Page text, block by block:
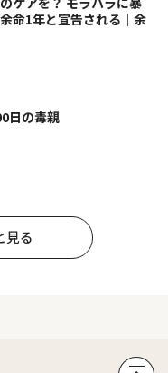
命1年と宣告される｜余
日の毒親
見る